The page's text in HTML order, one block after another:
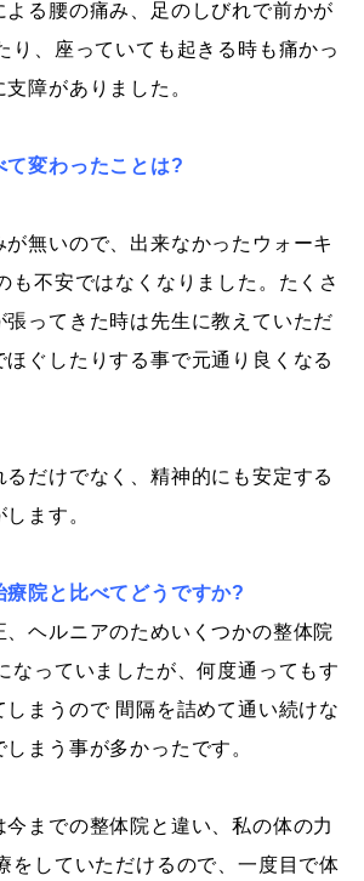
よる腰の痛み、足のしびれで前かが
り、座っていても起きる時も痛かっ
障がありました。
て変わったことは?
無いので、出来なかったウォーキ
も不安ではなくなりました。たくさ
張ってきた時は先生に教えていただ
ほぐしたりする事で元通り良くなる
るだけでなく、精神的にも安定する
ます。
療院と比べてどうですか?
、ヘルニアのためいくつかの整体院
なっていましたが、何度通ってもす
しまうので 間隔を詰めて通い続けな
まう事が多かったです。
今までの整体院と違い、私の体の力
をしていただけるので、一度目で体